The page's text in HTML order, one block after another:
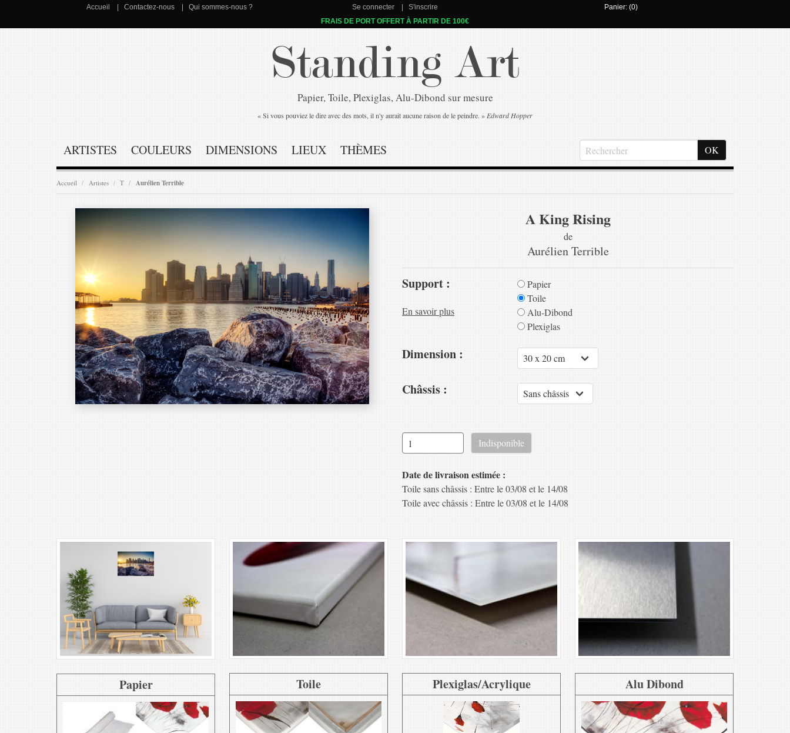
Accueil Contactez-nous Qui sommes-nous ? Se connecter S'inscrire
Panier: (0)
FRAIS DE PORT OFFERT À PARTIR DE 100€
Standing Art
Papier, Toile, Plexiglas, Alu-Dibond sur mesure
« Si vous pouviez le dire avec des mots, il n'y aurait aucune raison de le peindre. » Edward Hopper
ARTISTES COULEURS DIMENSIONS LIEUX THÈMES
Accueil Artistes T Aurélien Terrible
A King Rising
de
Aurélien Terrible
Support :
En savoir plus
Papier
Toile
Alu-Dibond
Plexiglas
Dimension :
Châssis :
Date de livraison estimée :
Toile sans châssis : Entre le 03/08 et le 14/08
Toile avec châssis : Entre le 03/08 et le 14/08
Papier Toile Plexiglas/Acrylique Alu Dibond